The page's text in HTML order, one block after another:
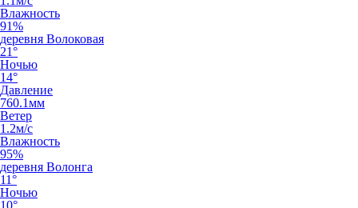
Влажность
91%
деревня Волоковая
21°
Ночью
14°
Давление
760.1мм
Ветер
1.2м/с
Влажность
95%
деревня Волонга
11°
Ночью
10°